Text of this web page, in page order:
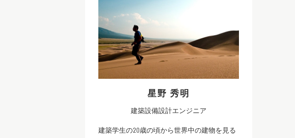
星野 秀明
建築設備設計エンジニア
建築学生の20歳の頃から世界中の建物を見る